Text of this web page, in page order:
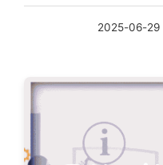
2025-06-29